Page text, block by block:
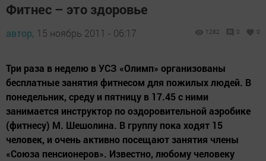
Фитнес – это здоровье
автор, 15 ноябрь 2011 - 06:17 1282 0 0
Три раза в неделю в УСЗ «Олимп» организованы
бесплатные занятия фитнесом для пожилых людей. В
понедельник, среду и пятницу в 17.45 с ними
занимается инструктор по оздоровительной аэробике
(фитнесу) М. Шешолина. В группу пока ходят 15
человек, и очень активно посещают занятия члены
«Союза пенсионеров». Известно, любому человеку